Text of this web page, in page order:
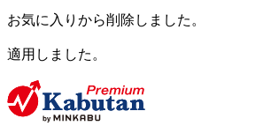
お気に入りから削除しました。
適用しました。